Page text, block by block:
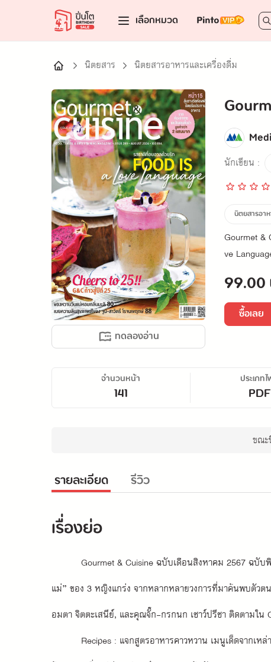
เลือกหมวด
นิตยสาร นิตยสารอาหารและเครื่องดื่ม
ทดลองอ่าน
นักเขียน :
นิตยสารอา
Gourmet
ve
ซื้อเลย
จำนวนหน้า
141
ประเภท
PDF
ขณะ
รายละเอียด รีวิว
เรื่องย่อ
Gourmet & Cuisine ฉบับเดือนสิงหาคม 2567 ฉบับ
แม่” ของ 3 หญิงแกร่ง จากหลากหลายวงการที่มาค้นพบตัว
อมตา จิตตะเสนีย์, และคุณจั๊ก-กรกนก เชาว์ปรีชา ติดตามใน
Recipes : แจกสูตรอาหารคาวหวาน เมนูเด็ดจากเ